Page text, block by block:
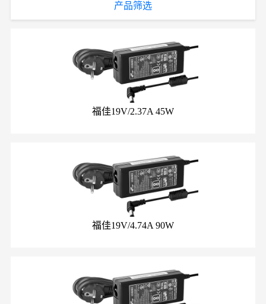
产品筛选
福佳19V/2.37A 45W
福佳19V/4.74A 90W